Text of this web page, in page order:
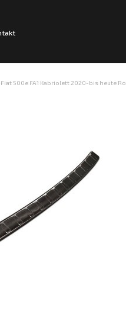
500e FA1 Kabriolett 2020-bis heute